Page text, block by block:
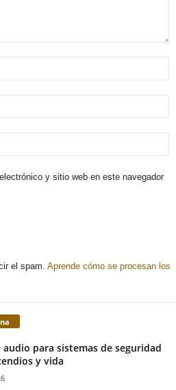
y sitio web en este navegador
el spam. Aprende cómo se procesan los
audio para sistemas de seguridad
y vida